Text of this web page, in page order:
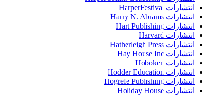
انتشارات HarperFestival
انتشارات Harry N. Abrams
انتشارات Hart Publishing
انتشارات Harvard
انتشارات Hatherleigh Press
انتشارات Hay House Inc
انتشارات Hoboken
انتشارات Hodder Education
انتشارات Hogrefe Publishing
انتشارات Holiday House